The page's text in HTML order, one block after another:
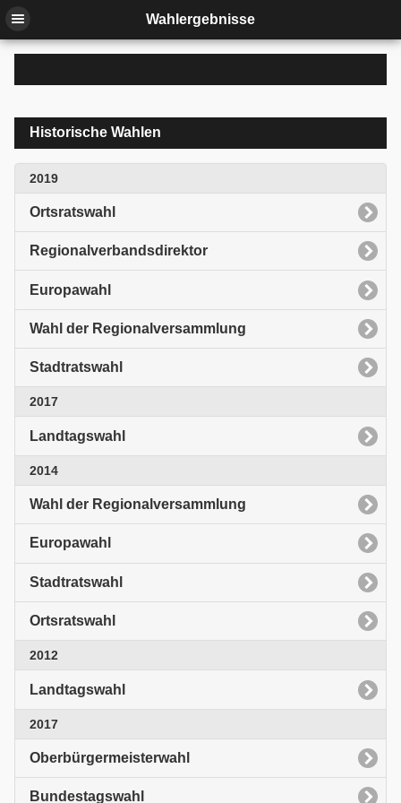
Wahlergebnisse
Historische Wahlen
2019
Ortsratswahl
Regionalverbandsdirektor
Europawahl
Wahl der Regionalversammlung
Stadtratswahl
2017
Landtagswahl
2014
Wahl der Regionalversammlung
Europawahl
Stadtratswahl
Ortsratswahl
2012
Landtagswahl
2017
Oberbürgermeisterwahl
Bundestagswahl